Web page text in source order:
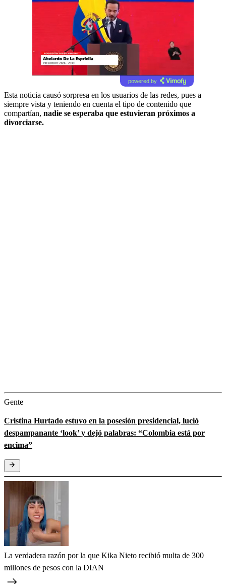
powered by
Esta noticia causó sorpresa en los usuarios de las redes, pues a
siempre vista y teniendo en cuenta el tipo de contenido que
compartían, nadie se esperaba que estuvieran próximos a
divorciarse.
Gente
Cristina Hurtado estuvo en la posesión presidencial, lució
despampanante ‘look’ y dejó palabras: “Colombia está por
encima”
La verdadera razón por la que Kika Nieto recibió multa de 300
millones de pesos con la DIAN